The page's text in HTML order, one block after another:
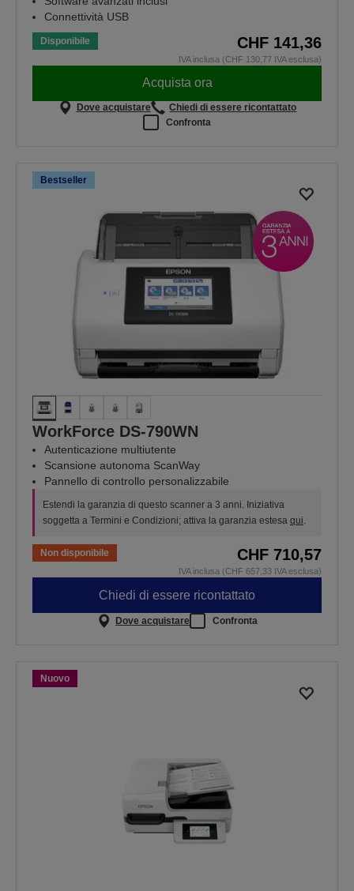
Connettività USB
Disponibile CHF 141,36
IVA inclusa (CHF 130,77 IVA esclusa)
Acquista ora
Dove acquistare
Chiedi di essere ricontattato
Confronta
Bestseller
WorkForce DS-790WN
Autenticazione multiutente
Scansione autonoma ScanWay
Pannello di controllo personalizzabile
Estendi la garanzia di questo scanner a 3 anni. Iniziativa
soggetta a Termini e Condizioni; attiva la garanzia estesa qui.
Non disponibile CHF 710,57
IVA inclusa (CHF 657,33 IVA esclusa)
Chiedi di essere ricontattato
Dove acquistare Confronta
Nuovo